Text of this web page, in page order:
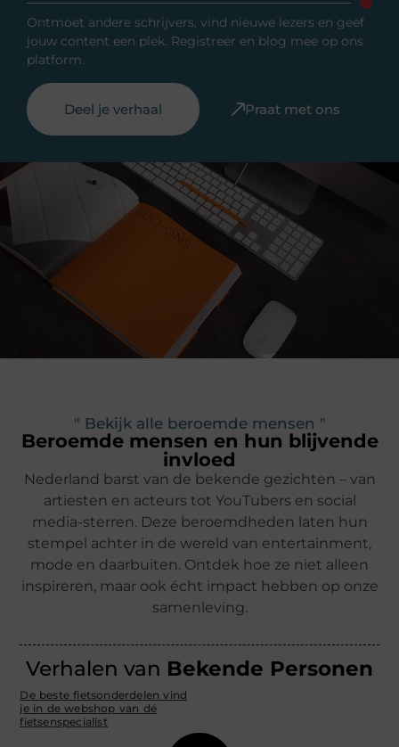
Ontmoet andere schrijvers, vind nieuwe lezers en geef
jouw content een plek. Registreer en blog mee op ons
platform.
Deel je verhaal Praat met ons
" Bekijk alle beroemde mensen "
Beroemde mensen en hun blijvende
invloed
Nederland barst van de bekende gezichten – van
artiesten en acteurs tot YouTubers en social
media-sterren. Deze beroemdheden laten hun
stempel achter in de wereld van entertainment,
mode en daarbuiten. Ontdek hoe ze niet alleen
inspireren, maar ook écht impact hebben op onze
samenleving.
Verhalen van Bekende Personen
De beste fietsonderdelen vind
je in de webshop van dé
fietsenspecialist